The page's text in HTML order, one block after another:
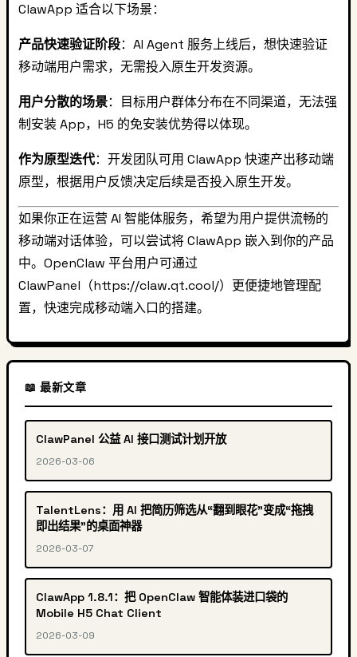
ClawApp 适合以下场景：
产品快速验证阶段：AI Agent 服务上线后，想快速验证
移动端用户需求，无需投入原生开发资源。
用户分散的场景：目标用户群体分布在不同渠道，无法强
制安装 App，H5 的免安装优势得以体现。
作为原型迭代：开发团队可用 ClawApp 快速产出移动端
原型，根据用户反馈决定后续是否投入原生开发。
如果你正在运营 AI 智能体服务，希望为用户提供流畅的
移动端对话体验，可以尝试将 ClawApp 嵌入到你的产品
中。OpenClaw 平台用户可通过
ClawPanel（https://claw.qt.cool/）更便捷地管理配
置，快速完成移动端入口的搭建。
📖 最新文章
ClawPanel 公益 AI 接口测试计划开放
2026-03-06
TalentLens：用 AI 把简历筛选从“翻到眼花”变成“拖拽
即出结果”的桌面神器
2026-03-07
ClawApp 1.8.1：把 OpenClaw 智能体装进口袋的
Mobile H5 Chat Client
2026-03-09